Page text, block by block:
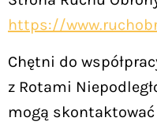
https://
Chętni do
z Rotami
mogą